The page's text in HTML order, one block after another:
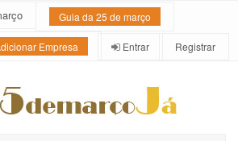
Guia da 25 de março
Empresa Entrar Registrar